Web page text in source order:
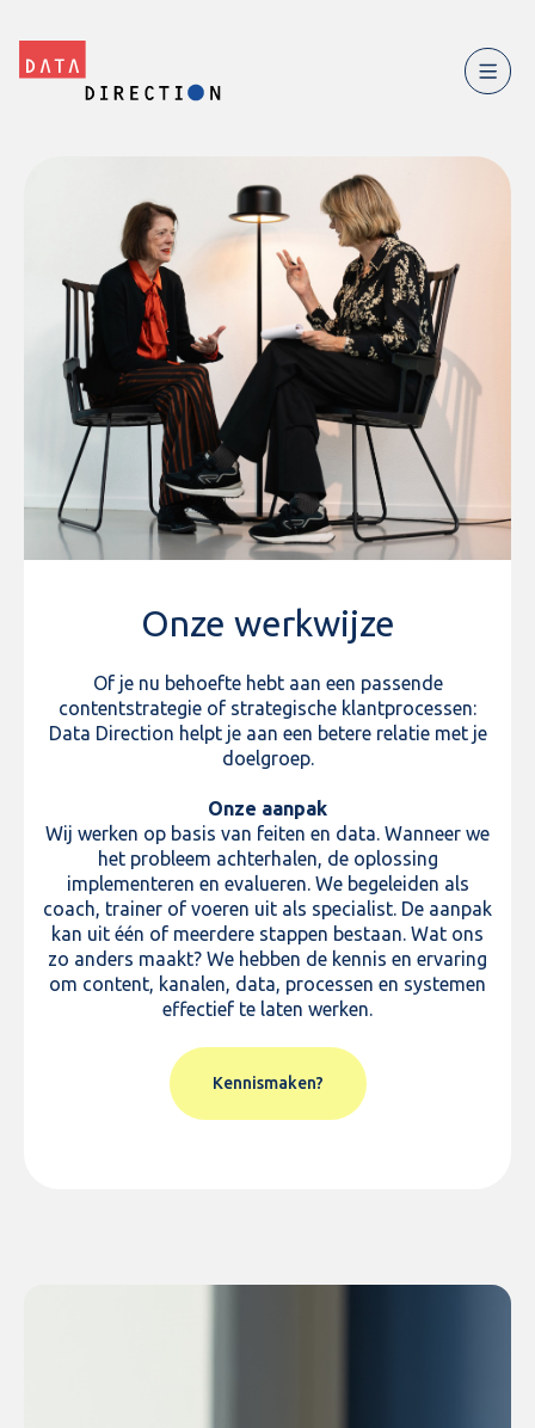
Onze werkwijze
Of je nu behoefte hebt aan een passende
contentstrategie of strategische klantprocessen:
Data Direction helpt je aan een betere relatie met je
doelgroep.
Onze aanpak
Wij werken op basis van feiten en data. Wanneer we
het probleem achterhalen, de oplossing
implementeren en evalueren. We begeleiden als
coach, trainer of voeren uit als specialist. De aanpak
kan uit één of meerdere stappen bestaan. Wat ons
zo anders maakt? We hebben de kennis en ervaring
om content, kanalen, data, processen en systemen
effectief te laten werken.
Kennismaken?